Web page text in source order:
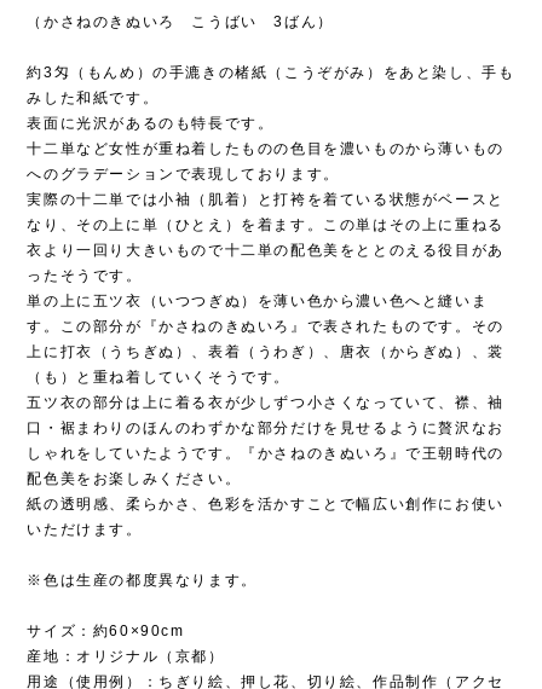
（かさねのきぬいろ こうばい 3ばん）
約3匁（もんめ）の手漉きの楮紙（こうぞがみ）をあと染し、手も
みした和紙です。
表面に光沢があるのも特長です。
十二単など女性が重ね着したものの色目を濃いものから薄いもの
へのグラデーションで表現しております。
実際の十二単では小袖（肌着）と打袴を着ている状態がベースと
なり、その上に単（ひとえ）を着ます。この単はその上に重ねる
衣より一回り大きいもので十二単の配色美をととのえる役目があ
ったそうです。
単の上に五ツ衣（いつつぎぬ）を薄い色から濃い色へと縫いま
す。この部分が『かさねのきぬいろ』で表されたものです。その
上に打衣（うちぎぬ）、表着（うわぎ）、唐衣（からぎぬ）、裳
（も）と重ね着していくそうです。
五ツ衣の部分は上に着る衣が少しずつ小さくなっていて、襟、袖
口・裾まわりのほんのわずかな部分だけを見せるように贅沢なお
しゃれをしていたようです。『かさねのきぬいろ』で王朝時代の
配色美をお楽しみください。
紙の透明感、柔らかさ、色彩を活かすことで幅広い創作にお使い
いただけます。
※色は生産の都度異なります。
サイズ：約60×90cm
産地：オリジナル（京都）
用途（使用例）：ちぎり絵、押し花、切り絵、作品制作（アクセ